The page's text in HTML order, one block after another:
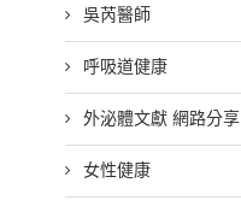
吳芮醫師
呼吸道健康
外泌體文獻 網路分享
女性健康